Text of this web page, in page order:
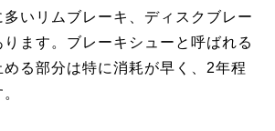
いリムブレーキ、ディスクブレー
ます。ブレーキシューと呼ばれる
める部分は特に消耗が早く、2年程